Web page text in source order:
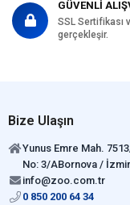
GÜVENLİ
SSL Sertifikası
gerçekleşir.
Bize Ulaşın
Yunus Emre Mah.
No: 3/ABornova / İzmir
info@zoo.com.tr
0 850 200 64 34